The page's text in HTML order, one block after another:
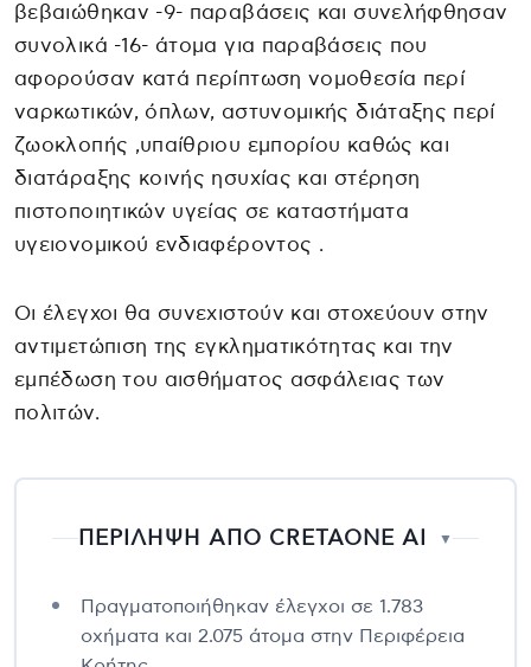
βεβαιώθηκαν -9- παραβάσεις και συνελήφθησαν
συνολικά -16- άτομα για παραβάσεις που
αφορούσαν κατά περίπτωση νομοθεσία περί
ναρκωτικών, όπλων, αστυνομικής διάταξης περί
ζωοκλοπής ,υπαίθριου εμπορίου καθώς και
διατάραξης κοινής ησυχίας και στέρηση
πιστοποιητικών υγείας σε καταστήματα
υγειονομικού ενδιαφέροντος .
Οι έλεγχοι θα συνεχιστούν και στοχεύουν στην
αντιμετώπιση της εγκληματικότητας και την
εμπέδωση του αισθήματος ασφάλειας των
πολιτών.
ΠΕΡΙΛΗΨΗ ΑΠΟ CRETAONE AI ▼
Πραγματοποιήθηκαν έλεγχοι σε 1.783
οχήματα και 2.075 άτομα στην Περιφέρεια